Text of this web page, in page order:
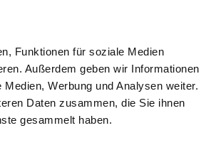
Funktionen für soziale Medien
Außerdem geben wir Informationen
Werbung und Analysen weiter.
Daten zusammen, die Sie ihnen
gesammelt haben.
Ratgeber Gutscheine